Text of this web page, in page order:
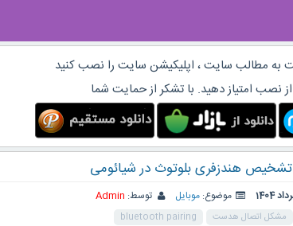
به مطالب سایت ، اپلیکیشن سایت را نصب کنید
نصب امتیاز دهید. با تشکر از حمایت شما
هندزفری بلوتوث در شیائومی
موضوع: موبایل توسط: Admin
مشکل اتصال هدست bluetooth pairing